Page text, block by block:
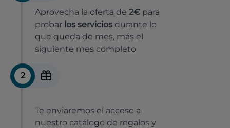
Aprovecha la oferta de 2€ para
probar los servicios durante lo
que queda de mes, más el
siguiente mes completo
2
Te enviaremos el acceso a
nuestro catálogo de regalos y